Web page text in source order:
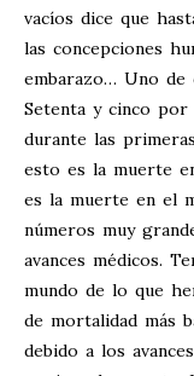
vacíos dice que
las concepciones
embarazo… Uno de
Setenta y cinco
durante las
esto es la muerte
es la muerte en el
números muy
avances médicos.
mundo de lo que
de mortalidad más
debido a los